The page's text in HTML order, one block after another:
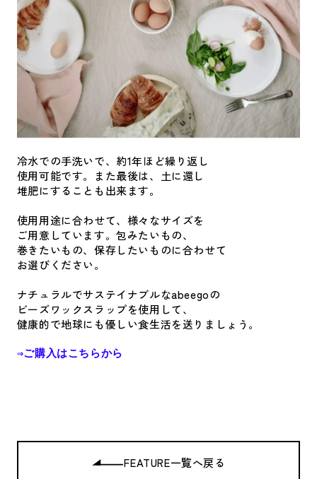
冷水での手洗いで、約1年ほど繰り返し
使用可能です。また最後は、土に還し
堆肥にすることも出来ます。
使用用途に合わせて、様々なサイズを
ご用意しています。包みたいもの、
巻きたいもの、保存したいものに合わせて
お選びください。
ナチュラルでサステイナブルなabeegoの
ビーズワックスラップを使用して、
健康的で地球にも優しい食生活を送りましょう。
⇒ご購入はこちらから
FEATURE一覧へ戻る